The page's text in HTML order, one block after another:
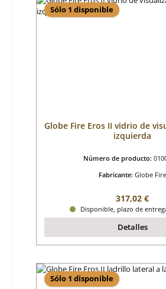
Sólo 1 disponible
Globe Fire Eros II vidrio de
izquierda
Número de producto:
Fabricante: Globe Fire
Precio
317,02 €
Disponible, plazo de
Detalles
Sólo 1 disponible